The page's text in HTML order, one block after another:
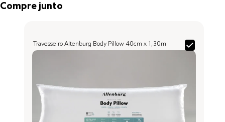
Compre junto
Travesseiro Altenburg Body Pillow 40cm x 1,30m